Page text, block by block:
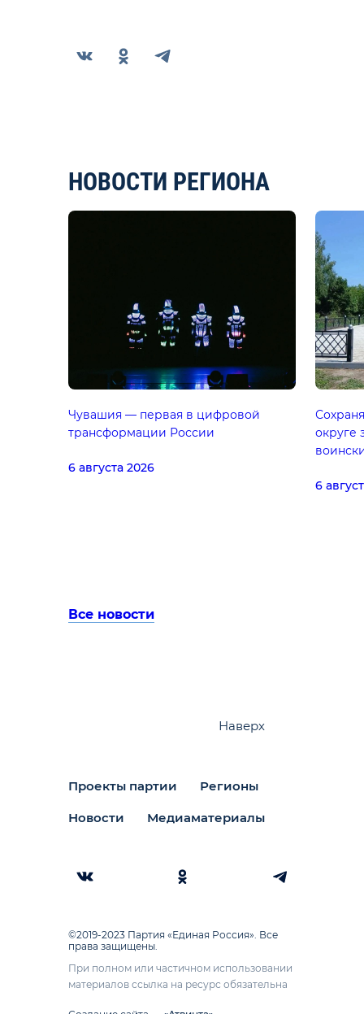
НОВОСТИ РЕГИОНА
Чувашия — первая в цифровой
трансформации России
6 августа 2026
округе
6
Все новости
Проекты партии Регионы
Новости Медиаматериалы
Наверх
©2019-2023 Партия «Единая Россия». Все
права защищены.
При полном или частичном использовании
материалов ссылка на ресурс обязательна